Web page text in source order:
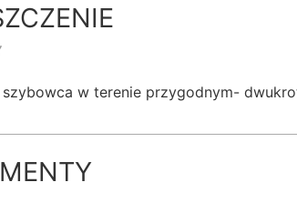
szybowca w terenie przygodnym-